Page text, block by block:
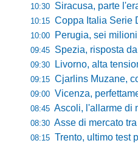
10:30 Siracusa, parte l'era
10:15 Coppa Italia Serie D 2026/2027:
10:00 Perugia, sei milioni per la
09:45 Spezia, risposta da
09:30 Livorno, alta tensione sulla
09:15 Cjarlins Muzane,
09:00 Vicenza, perfettamente
08:45 Ascoli, l'allarme di mister Tomei prima
08:30 Asse di mercato tra
08:15 Trento, ultimo test prima della